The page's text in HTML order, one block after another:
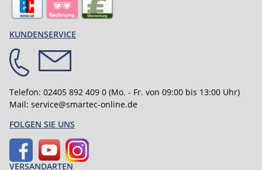
KUNDENSERVICE
Telefon: 02405 892 409 0 (Mo. - Fr. von 09:00 bis 13:00 Uhr)
Mail: service@smartec-online.de
FOLGEN SIE UNS
VERSANDARTEN